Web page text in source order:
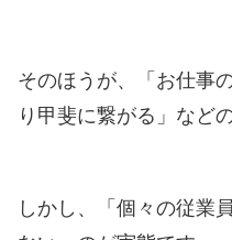
そのほうが、「お仕事
り甲斐に繋がる」など
しかし、「個々の従業